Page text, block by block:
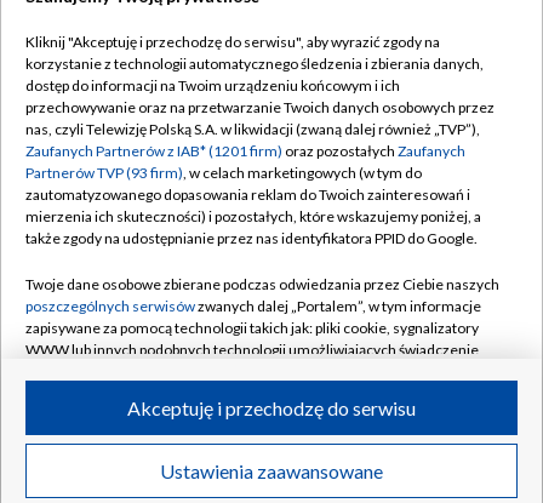
TVP
Abonament TVP
Emisja w TVP
Centrum informacji TVP
Naziemna Telewizja Cyfrowa
Rada Programowa
System NOS
Informacje o nadawcy
Program dla prasy
Ogłoszenie przetargowe
Regulamin TVP
Polityka prywatności
Moje zgody
Pomoc
Kontakt
Kanały
©2026 Telewizja Polska S.A. w likwidacji
Kliknij "Akceptuję i przechodzę do serwisu", aby wyrazić zgody na
korzystanie z technologii automatycznego śledzenia i zbierania danych,
dostęp do informacji na Twoim urządzeniu końcowym i ich
przechowywanie oraz na przetwarzanie Twoich danych osobowych przez
nas, czyli Telewizję Polską S.A. w likwidacji (zwaną dalej również „TVP”),
Zaufanych Partnerów z IAB* (1201 firm) oraz pozostałych Zaufanych
Partnerów TVP (93 firm), w celach marketingowych (w tym do
zautomatyzowanego dopasowania reklam do Twoich zainteresowań i
mierzenia ich skuteczności) i pozostałych, które wskazujemy poniżej, a
także zgody na udostępnianie przez nas identyfikatora PPID do Google.
Twoje dane osobowe zbierane podczas odwiedzania przez Ciebie naszych
poszczególnych serwisówzwanych dalej „Portalem”, w tym informacje
zapisywane za pomocą technologii takich jak: pliki cookie, sygnalizatory
WWW lub innych podobnych technologii umożliwiających świadczenie
ruchu w Internecie.
Twoje dane osobowe zbierane podczas odwiedzania przez Ciebie
poszczególnych serwisówna Portalu, takie jak adresy IP, identyfikatory
Ustawienia zaawansowane
Akceptuję i przechodzę do serwisu